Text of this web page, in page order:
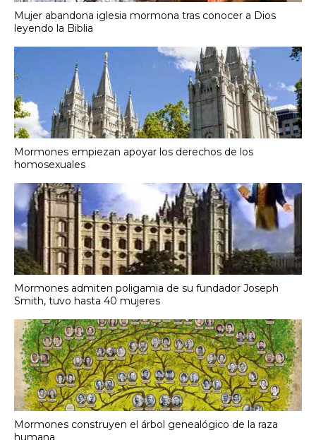
Mujer abandona iglesia mormona tras conocer a Dios
leyendo la Biblia
Mormones empiezan apoyar los derechos de los
homosexuales
Mormones admiten poligamia de su fundador Joseph
Smith, tuvo hasta 40 mujeres
Mormones construyen el árbol genealógico de la raza